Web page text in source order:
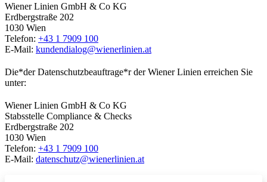
Wiener Linien GmbH & Co KG
Erdbergstraße 202
1030 Wien
Telefon: +43 1 7909 100
E-Mail: kundendialog@wienerlinien.at
Die*der Datenschutzbeauftrage*r der Wiener Linien erreichen Sie
unter:
Wiener Linien GmbH & Co KG
Stabsstelle Compliance & Checks
Erdbergstraße 202
1030 Wien
Telefon: +43 1 7909 100
E-Mail: datenschutz@wienerlinien.at